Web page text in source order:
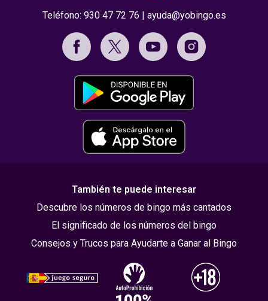
Teléfono: 930 47 72 76 | ayuda@yobingo.es
También te puede interesar
Descubre los números de bingo más cantados
El significado de los números del bingo
Consejos y Trucos para Ayudarte a Ganar al Bingo